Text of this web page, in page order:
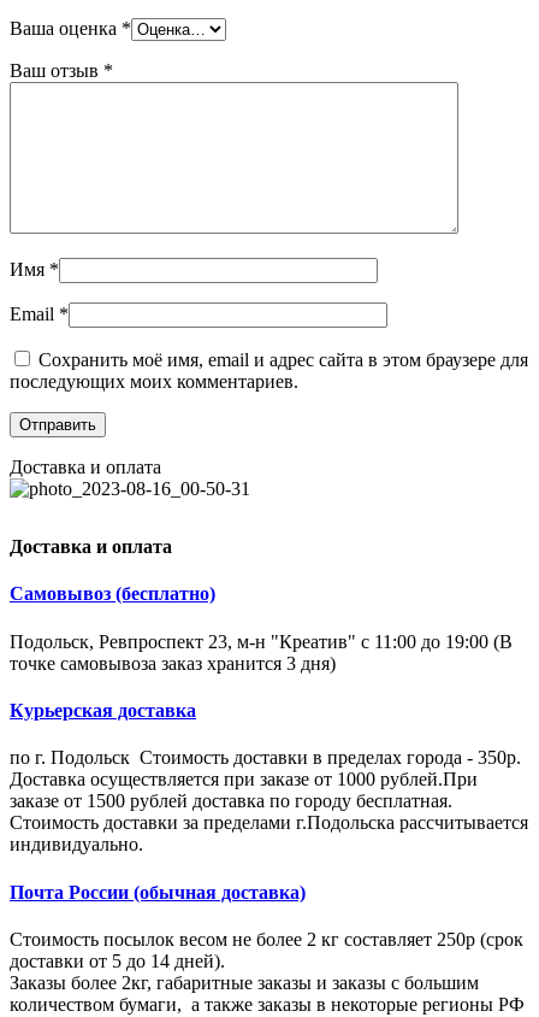
Ваша оценка *
Ваш отзыв *
Имя *
Email *
Сохранить моё имя, email и адрес сайта в этом браузере для
последующих моих комментариев.
Доставка и оплата
Доставка и оплата
Самовывоз (бесплатно)
Подольск, Ревпроспект 23, м-н "Креатив" с 11:00 до 19:00 (В
точке самовывоза заказ хранится 3 дня)
Курьерская доставка
по г. Подольск Стоимость доставки в пределах города - 350р.
Доставка осуществляется при заказе от 1000 рублей.При
заказе от 1500 рублей доставка по городу бесплатная.
Стоимость доставки за пределами г.Подольска рассчитывается
индивидуально.
Почта России (обычная доставка)
Стоимость посылок весом не более 2 кг составляет 250р (срок
доставки от 5 до 14 дней).
Заказы более 2кг, габаритные заказы и заказы с большим
количеством бумаги, а также заказы в некоторые регионы РФ